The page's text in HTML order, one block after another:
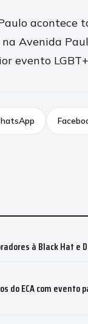
acontece
Avenida
evento
à Black Hat e
do ECA com evento